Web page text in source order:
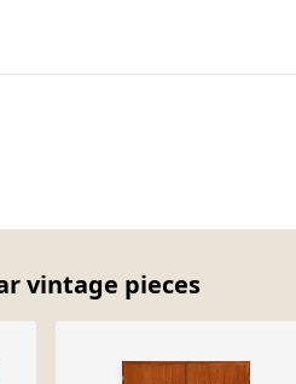
vintage pieces